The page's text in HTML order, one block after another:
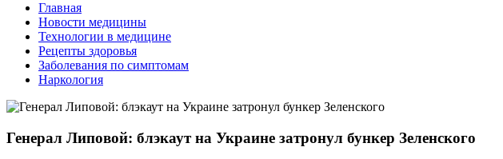
Главная
Новости медицины
Технологии в медицине
Рецепты здоровья
Заболевания по симптомам
Наркология
Генерал Липовой: блэкаут на Украине затронул бункер Зеленского